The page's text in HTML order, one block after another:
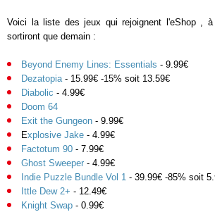
Voici la liste des jeux qui rejoignent l'eShop ,
sortiront que demain :
Beyond Enemy Lines: Essentials - 9.99€
Dezatopia - 15.99€ -15% soit 13.59€
Diabolic - 4.99€
Doom 64
Exit the Gungeon - 9.99€
Explosive Jake - 4.99€
Factotum 90 - 7.99€
Ghost Sweeper - 4.99€
Indie Puzzle Bundle Vol 1 - 39.99€ -85% soit
Ittle Dew 2+ - 12.49€
Knight Swap - 0.99€